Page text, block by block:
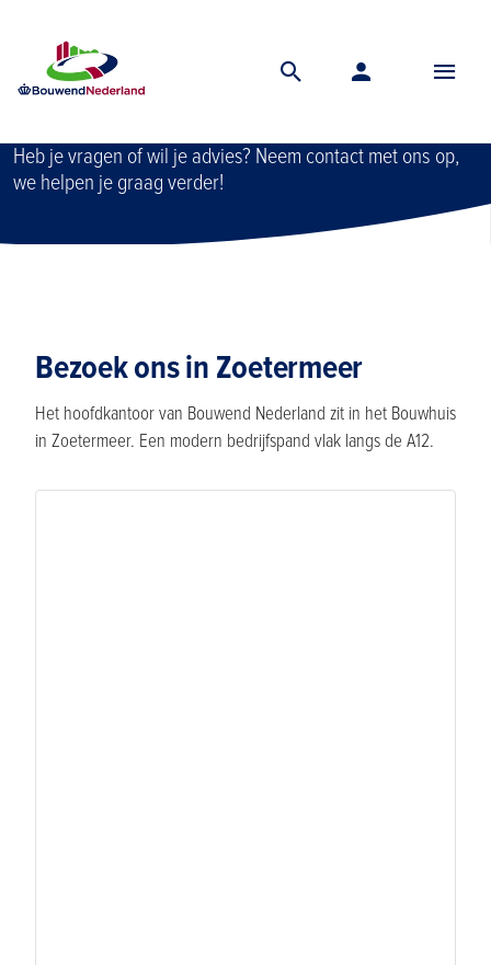
Contact
Contact
Heb je vragen of wil je advies? Neem contact met ons op,
we helpen je graag verder!
Bezoek ons in Zoetermeer
Het hoofdkantoor van Bouwend Nederland zit in het Bouwhuis
in Zoetermeer. Een modern bedrijfspand vlak langs de A12.